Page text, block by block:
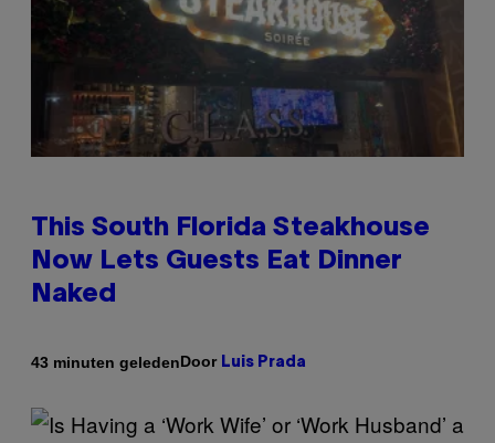
This South Florida Steakhouse
Now Lets Guests Eat Dinner
Naked
43 minuten geledenDoor Luis Prada